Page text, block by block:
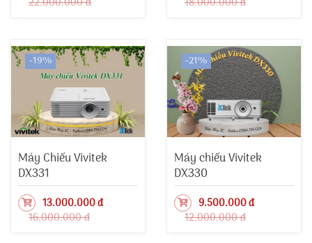
-19%
Máy Chiếu Vivitek
DX331
13.000.000 đ
16.000.000 đ
-21%
Máy chiếu Vivitek
DX330
9.500.000 đ
12.000.000 đ